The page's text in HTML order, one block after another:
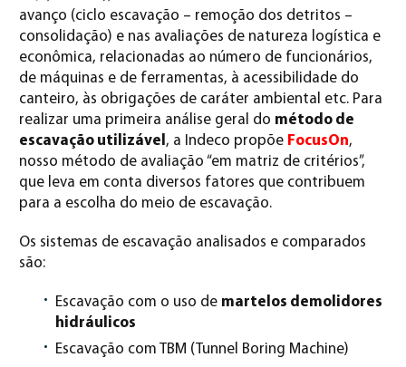
avanço (ciclo escavação – remoção dos detritos –
consolidação) e nas avaliações de natureza logística e
econômica, relacionadas ao número de funcionários,
de máquinas e de ferramentas, à acessibilidade do
canteiro, às obrigações de caráter ambiental etc. Para
realizar uma primeira análise geral do método de
escavação utilizável , a Indeco propõe FocusOn,
nosso método de avaliação “em matriz de critérios”,
que leva em conta diversos fatores que contribuem
para a escolha do meio de escavação.
Os sistemas de escavação analisados e comparados
são:
Escavação com o uso de martelos demolidores
hidráulicos
Escavação com TBM (Tunnel Boring Machine)